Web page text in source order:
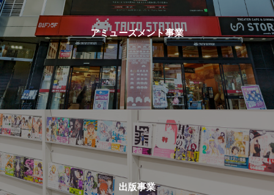
アミューズメント事業
出版事業